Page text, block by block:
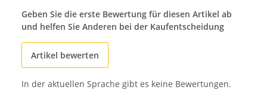
Geben Sie die erste Bewertung für diesen Artikel ab
und helfen Sie Anderen bei der Kaufentscheidung
Artikel bewerten
In der aktuellen Sprache gibt es keine Bewertungen.